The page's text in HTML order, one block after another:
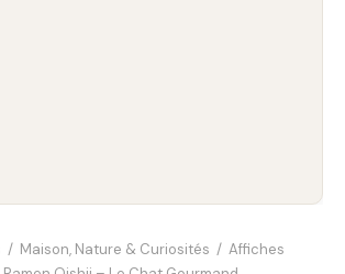
/ Maison, Nature & Curiosités / Affiches